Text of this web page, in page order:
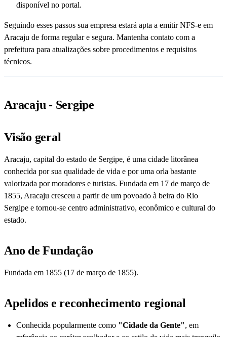
disponível no portal.
Seguindo esses passos sua empresa estará apta a emitir NFS-e em
Aracaju de forma regular e segura. Mantenha contato com a
prefeitura para atualizações sobre procedimentos e requisitos
técnicos.
Aracaju - Sergipe
Visão geral
Aracaju, capital do estado de Sergipe, é uma cidade litorânea
conhecida por sua qualidade de vida e por uma orla bastante
valorizada por moradores e turistas. Fundada em 17 de março de
1855, Aracaju cresceu a partir de um povoado à beira do Rio
Sergipe e tornou-se centro administrativo, econômico e cultural do
estado.
Ano de Fundação
Fundada em 1855 (17 de março de 1855).
Apelidos e reconhecimento regional
Conhecida popularmente como "Cidade da Gente", em